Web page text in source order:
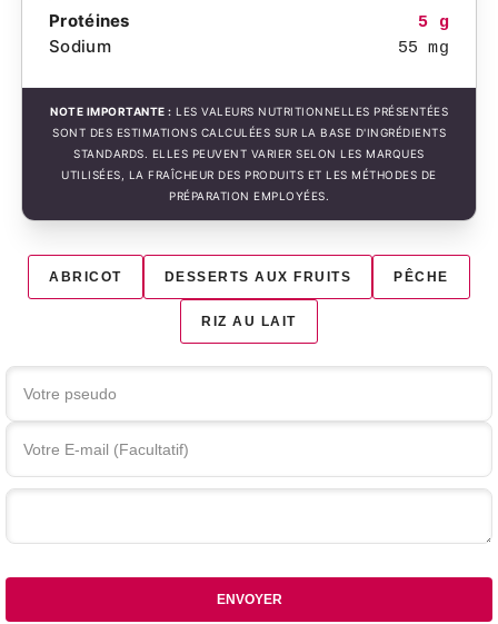
Protéines 5 g
Sodium 55 mg
NOTE IMPORTANTE : LES VALEURS NUTRITIONNELLES PRÉSENTÉES
SONT DES ESTIMATIONS CALCULÉES SUR LA BASE D'INGRÉDIENTS
STANDARDS. ELLES PEUVENT VARIER SELON LES MARQUES
UTILISÉES, LA FRAÎCHEUR DES PRODUITS ET LES MÉTHODES DE
PRÉPARATION EMPLOYÉES.
ABRICOT DESSERTS AUX FRUITS PÊCHE
RIZ AU LAIT
Votre commentaire
ENVOYER